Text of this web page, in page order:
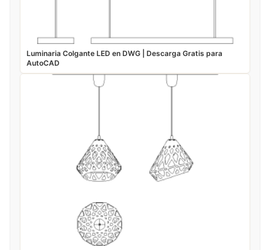
Luminaria Colgante LED en DWG | Descarga Gratis para
AutoCAD